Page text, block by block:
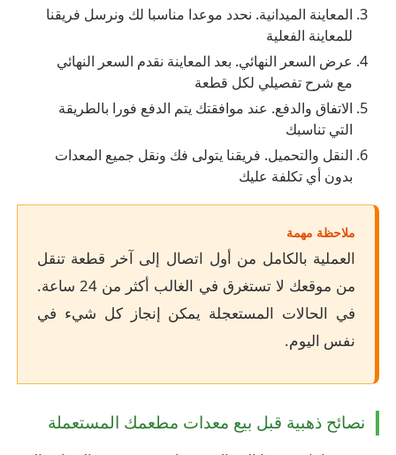
المعاينة الميدانية. نحدد موعدا مناسبا لك ونرسل فريقنا
للمعاينة الفعلية
عرض السعر النهائي. بعد المعاينة نقدم السعر النهائي
مع شرح تفصيلي لكل قطعة
الاتفاق والدفع. عند موافقتك يتم الدفع فورا بالطريقة
التي تناسبك
النقل والتحميل. فريقنا يتولى فك ونقل جميع المعدات
بدون أي تكلفة عليك
ملاحظة مهمة
العملية بالكامل من أول اتصال إلى آخر قطعة تنقل
من موقعك لا تستغرق في الغالب أكثر من 24 ساعة.
في الحالات المستعجلة يمكن إنجاز كل شيء في
نفس اليوم.
نصائح ذهبية قبل بيع معدات مطعمك المستعملة